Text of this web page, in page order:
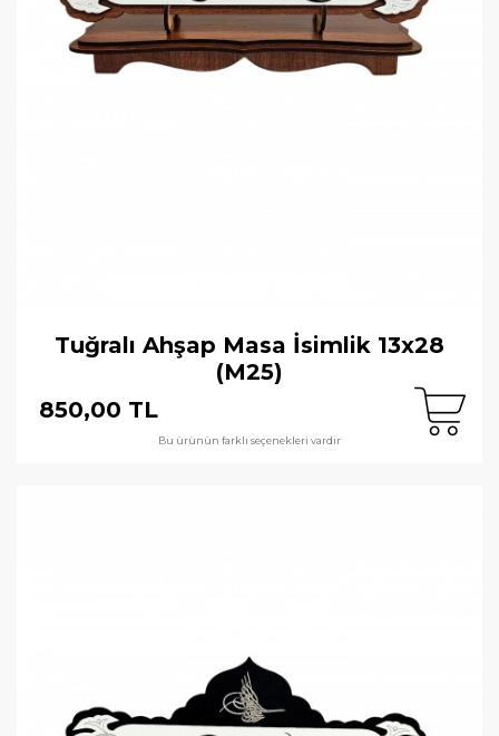
Tuğralı Ahşap Masa İsimlik 13x28
(M25)
850,00 TL
Bu ürünün farklı seçenekleri vardır